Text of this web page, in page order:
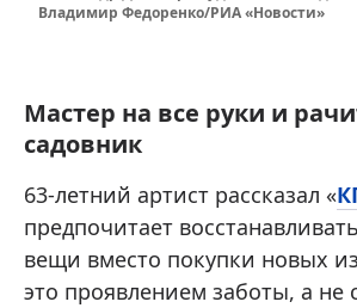
Владимир Федоренко/РИА «Новости»
Мастер на все руки и
садовник
63-летний артист рассказал «
предпочитает
вещи вместо покупки новых
это проявлением заботы, а не